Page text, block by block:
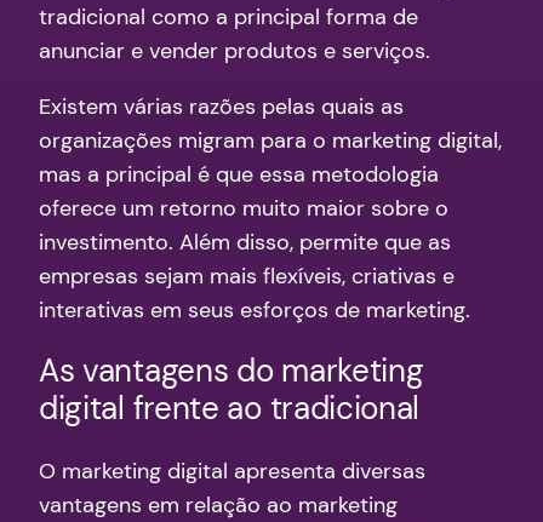
tradicional como a principal forma de
anunciar e vender produtos e serviços.
Existem várias razões pelas quais as
organizações migram para o marketing digital,
mas a principal é que essa metodologia
oferece um retorno muito maior sobre o
investimento. Além disso, permite que as
empresas sejam mais flexíveis, criativas e
interativas em seus esforços de marketing.
As vantagens do marketing
digital frente ao tradicional
O marketing digital apresenta diversas
vantagens em relação ao marketing